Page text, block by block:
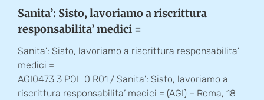
Sanita’: Sisto, lavoriamo a riscrittura
responsabilita’ medici =
Sanita’: Sisto, lavoriamo a riscrittura responsabilita’
medici =
AGI0473 3 POL 0 R01 / Sanita’: Sisto, lavoriamo a
riscrittura responsabilita’ medici = (AGI) – Roma, 18